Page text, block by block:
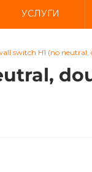
УСЛУГИ
switch H1 (no neutral,